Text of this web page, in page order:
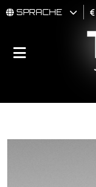
MÄNNER
BRAND
SPRACHE